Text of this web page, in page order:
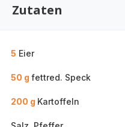
Zutaten
5 Eier
50 g fettred. Speck
200 g Kartoffeln